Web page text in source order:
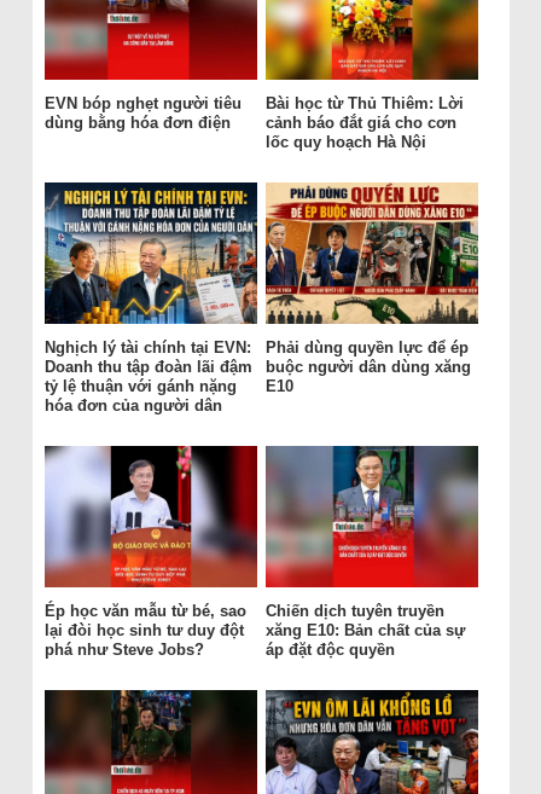
EVN bóp nghẹt người tiêu
dùng bằng hóa đơn điện
Bài học từ Thủ Thiêm: Lời
cảnh báo đắt giá cho cơn
lốc quy hoạch Hà Nội
Nghịch lý tài chính tại EVN:
Doanh thu tập đoàn lãi đậm
tỷ lệ thuận với gánh nặng
hóa đơn của người dân
Phải dùng quyền lực để ép
buộc người dân dùng xăng
E10
Ép học văn mẫu từ bé, sao
lại đòi học sinh tư duy đột
phá như Steve Jobs?
Chiến dịch tuyên truyền
xăng E10: Bản chất của sự
áp đặt độc quyền